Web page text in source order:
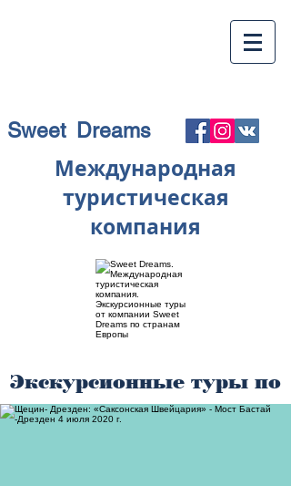
Sweet Dreams
Международная
туристическая
компания
Экскурсионные туры по
странам Европы